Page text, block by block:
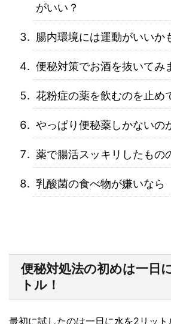
がいい？
腸内環境には運動がいいか
便秘対策でお酒を抜いてみ
花粉症の薬を飲むのを止め
やっぱり便秘薬しかないの
薬で腸活スッキリしたもの
乳酸菌の食べ物が嫌いなら
便秘対処法の初めは一日
トル！
最初に試したのは一日に水を2リット